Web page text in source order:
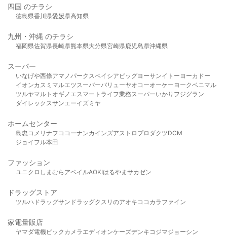
四国 のチラシ
徳島県香川県愛媛県高知県
九州・沖縄 のチラシ
福岡県佐賀県長崎県熊本県大分県宮崎県鹿児島県沖縄県
スーパー
いなげや西條アマノパークスベイシア ビッグヨーサンイトーヨーカドー
イオンカスミ マルエツスーパーバリューヤオコーオーケー ヨークベニマル
ツルヤマルト オギノ エスマート ライフ業務スーパーいかり フジグラン
ダイレックスサンエーイズミヤ
ホームセンター
島忠 コメリ ナフコ コーナンカインズアストロプロダクツDCM
ジョイフル本田
ファッション
ユニクロ しまむら アベイルAOKIはるやま サカゼン
ドラッグストア
ツルハドラッグサンドラッグクスリのアオキ ココカラファイン
家電量販店
ヤマダ電機ビックカメラ エディオンケーズデンキ コジマジョーシン